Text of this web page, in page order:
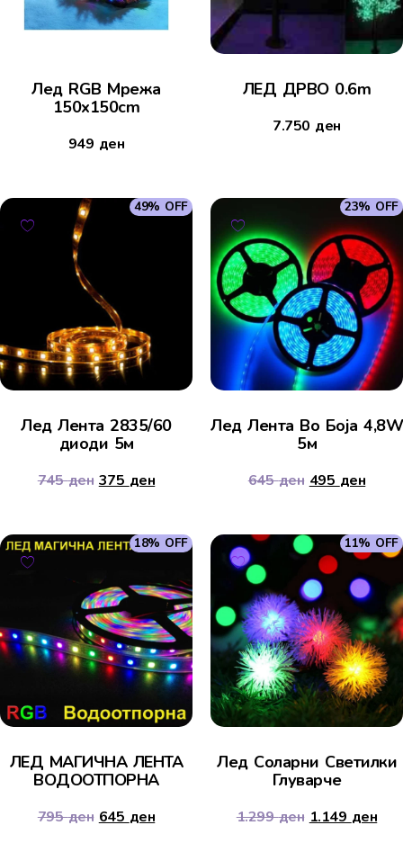
Лед RGB Мрежа
150x150cm
949 ден
ЛЕД ДРВО 0.6m
7.750 ден
49% OFF
Лед Лента 2835/60
диоди 5м
745ден 375 ден
23% OFF
Лед Лента Во Боја 4,8W
5м
645ден 495 ден
18% OFF
ЛЕД МАГИЧНА ЛЕНТА
ВОДООТПОРНА
795ден 645 ден
11% OFF
Лед Соларни Светилки
Глуварче
1.299ден 1.149 ден